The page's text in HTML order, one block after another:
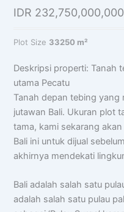
IDR 232,750,000,000
Plot Size 33250 m²
Deskripsi properti: Tanah
utama Pecatu
Tanah depan tebing yang
jutawan Bali. Ukuran plot
tama, kami sekarang
Bali ini untuk dijual
akhirnya mendekati
Bali adalah salah satu
adalah salah satu pulau